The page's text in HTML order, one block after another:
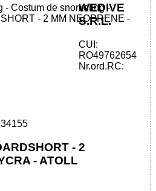
ATOL
- 2
- ATOLL
WEDIVE
S.R.L.
CUI:
RO49762654
Nr.ord.RC: